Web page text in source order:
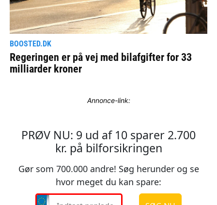
Annonce-link: